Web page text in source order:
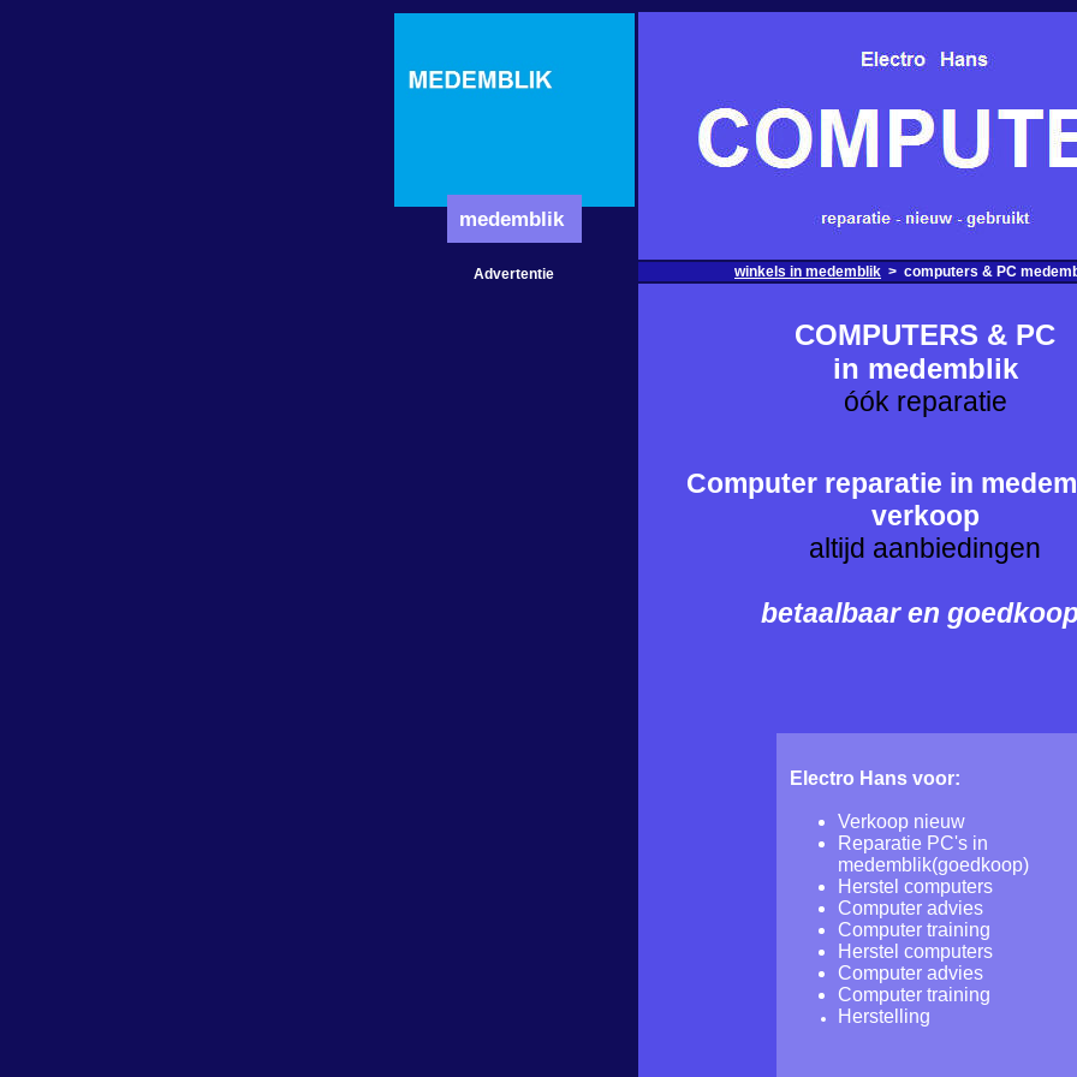
medemblik
Advertentie winkels in medemblik > computers & PC
COMPUTERS & PC
in medemblik
óók reparatie
Computer reparatie in
verkoop
altijd aanbiedingen
betaalbaar en
Electro Hans voor:
Verkoop nieuw
Reparatie PC's in
medemblik(goedkoop)
Herstel computers
Computer advies
Computer training
Herstel computers
Computer advies
Computer training
Herstelling